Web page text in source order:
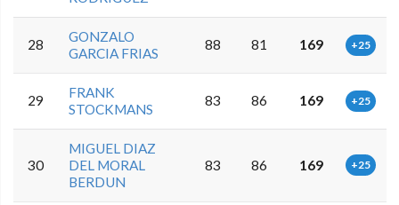
28
GONZALO
GARCIA FRIAS
88 81 169 +25
29
FRANK
STOCKMANS
83 86 169 +25
30
MIGUEL DIAZ
DEL MORAL
BERDUN
83 86 169 +25